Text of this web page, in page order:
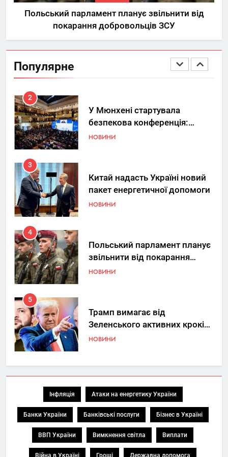
Польський парламент планує звільнити від
покарання добровольців ЗСУ
Популярне
НЕРУХОМІСТЬ
вдосконалювати Patriot,
передаючи дані про удари РФ
2
У Мюнхені стартувала
безпекова конференція:
Україна знову у фокусі світу
НОВИНИ
3
Китай надасть Україні новий
пакет енергетичної допомоги
НОВИНИ
4
Польський парламент планує
звільнити від покарання
добровольців ЗСУ
НОВИНИ
5
Трамп вимагає від
Зеленського активних кроків
у мирному процесі
НОВИНИ
6
“Київтеплоенерго” через
обшуки СБУ
НОВИНИ
Де в Україні реально купити
Інфляція Атаки на енергетику України
Банки України Банківські послуги Бізнес в Україні
ВВП України Вимкнення світла Виплати
Війна в Україні Гроші Державна допомога